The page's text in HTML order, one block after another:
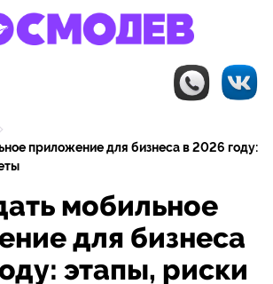
приложение для бизнеса в 2026 году:
мобильное
для бизнеса
этапы, риски